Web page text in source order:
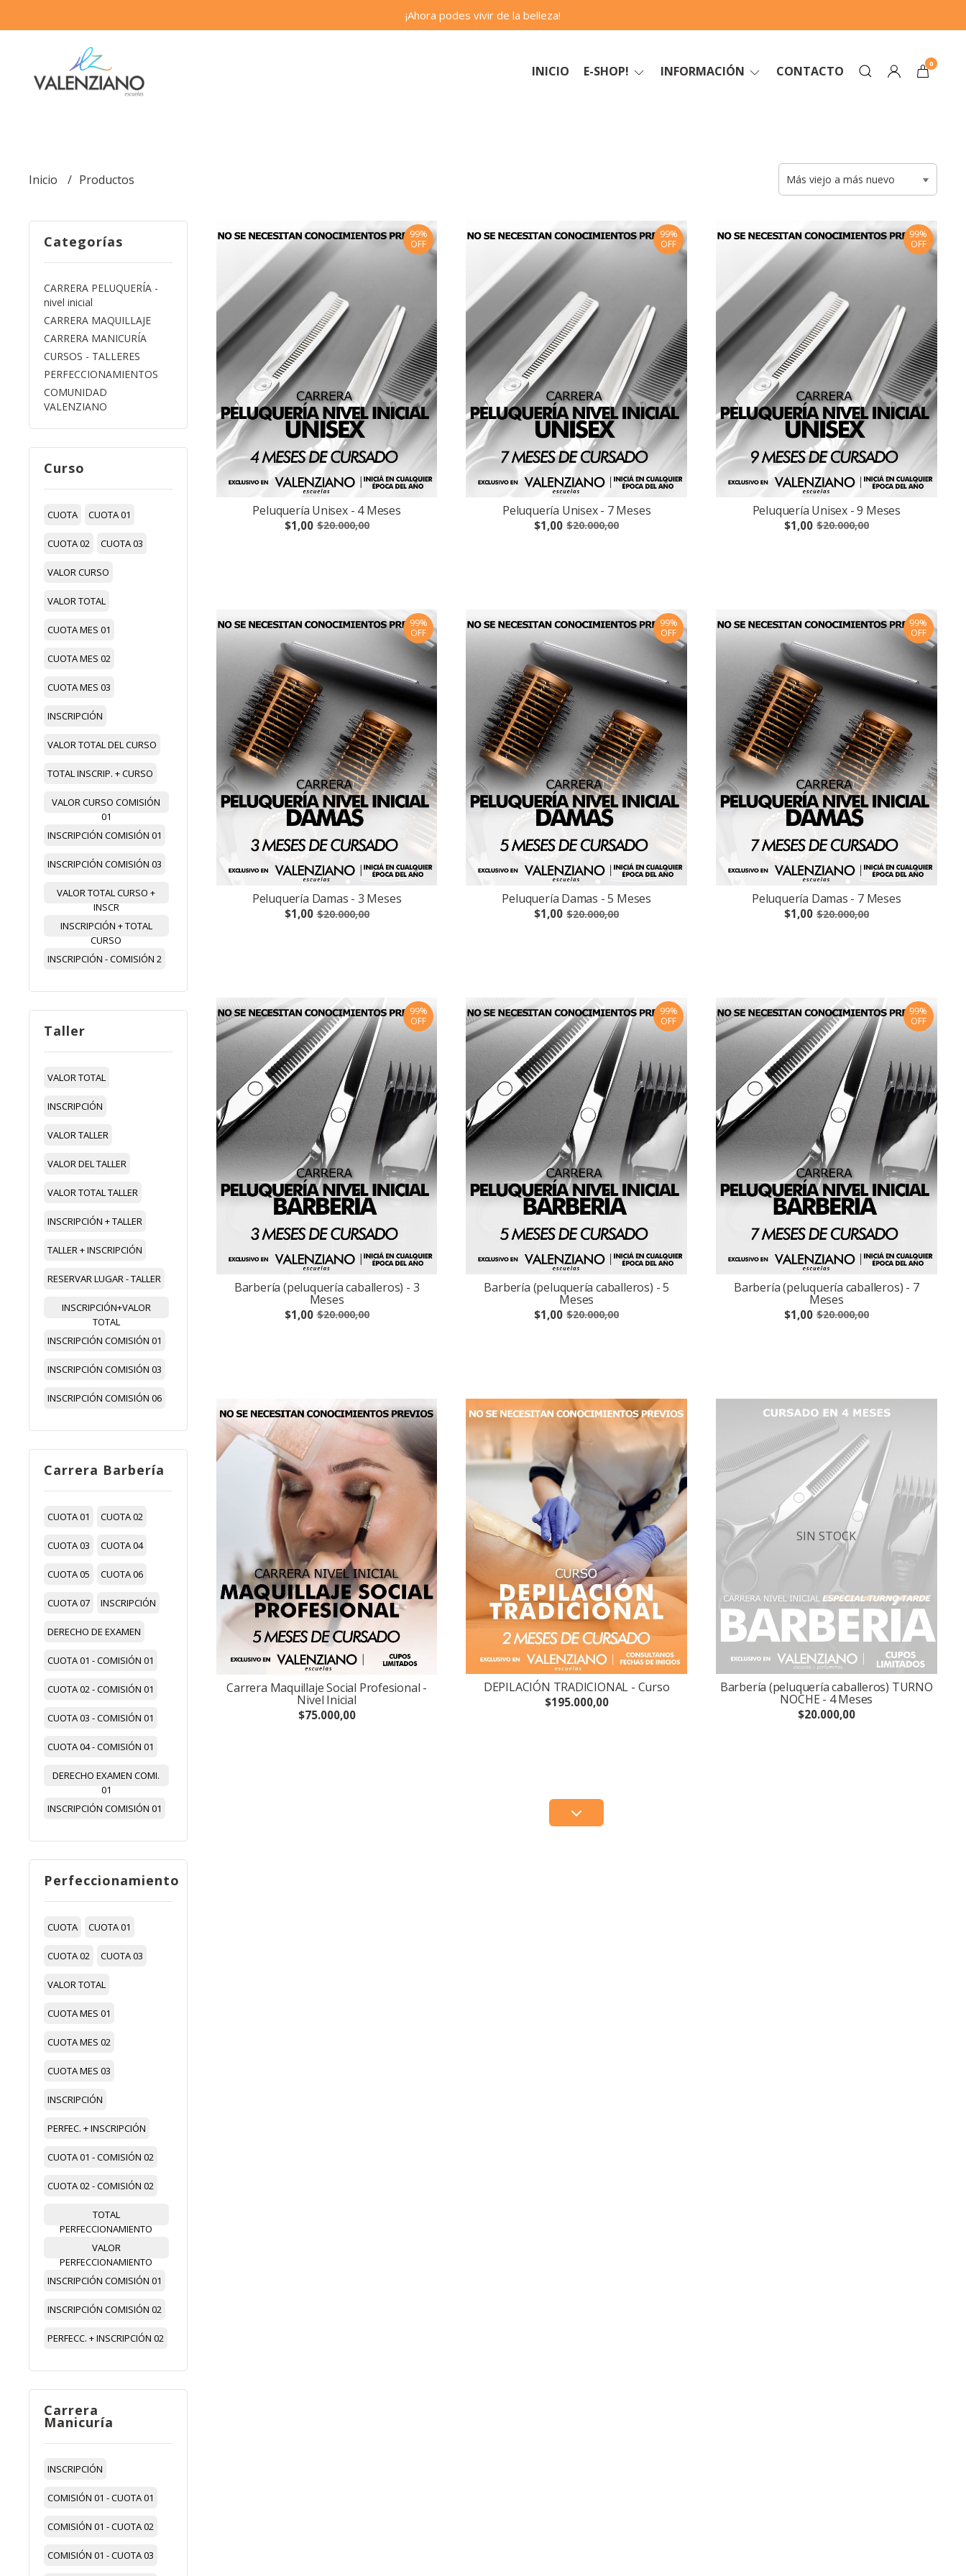
¡Ahora podes vivir de la belleza!
INICIO E-SHOP! INFORMACIÓN CONTACTO 0
Inicio Productos
Categorías
CARRERA PELUQUERÍA -
nivel inicial
CARRERA MAQUILLAJE
CARRERA MANICURÍA
CURSOS - TALLERES
PERFECCIONAMIENTOS
COMUNIDAD
VALENZIANO
Curso
CUOTA CUOTA 01
CUOTA 02 CUOTA 03
VALOR CURSO
VALOR TOTAL
CUOTA MES 01
CUOTA MES 02
CUOTA MES 03
INSCRIPCIÓN
VALOR TOTAL DEL CURSO
TOTAL INSCRIP. + CURSO
VALOR CURSO COMISIÓN
01
INSCRIPCIÓN COMISIÓN 01
INSCRIPCIÓN COMISIÓN 03
VALOR TOTAL CURSO +
INSCR
INSCRIPCIÓN + TOTAL
CURSO
INSCRIPCIÓN - COMISIÓN 2
Taller
VALOR TOTAL
INSCRIPCIÓN
VALOR TALLER
VALOR DEL TALLER
VALOR TOTAL TALLER
INSCRIPCIÓN + TALLER
TALLER + INSCRIPCIÓN
RESERVAR LUGAR - TALLER
INSCRIPCIÓN+VALOR
TOTAL
INSCRIPCIÓN COMISIÓN 01
INSCRIPCIÓN COMISIÓN 03
INSCRIPCIÓN COMISIÓN 06
Carrera Barbería
CUOTA 01 CUOTA 02
CUOTA 03 CUOTA 04
CUOTA 05 CUOTA 06
CUOTA 07 INSCRIPCIÓN
DERECHO DE EXAMEN
CUOTA 01 - COMISIÓN 01
CUOTA 02 - COMISIÓN 01
CUOTA 03 - COMISIÓN 01
CUOTA 04 - COMISIÓN 01
DERECHO EXAMEN COMI.
01
INSCRIPCIÓN COMISIÓN 01
Perfeccionamiento
CUOTA CUOTA 01
CUOTA 02 CUOTA 03
VALOR TOTAL
CUOTA MES 01
CUOTA MES 02
CUOTA MES 03
INSCRIPCIÓN
PERFEC. + INSCRIPCIÓN
CUOTA 01 - COMISIÓN 02
CUOTA 02 - COMISIÓN 02
TOTAL
PERFECCIONAMIENTO
VALOR
PERFECCIONAMIENTO
INSCRIPCIÓN COMISIÓN 01
INSCRIPCIÓN COMISIÓN 02
PERFECC. + INSCRIPCIÓN 02
Carrera
Manicuría
INSCRIPCIÓN
COMISIÓN 01 - CUOTA 01
COMISIÓN 01 - CUOTA 02
COMISIÓN 01 - CUOTA 03
99%
OFF
Peluquería Unisex - 4 Meses
$1,00 $20.000,00
99%
OFF
Peluquería Unisex - 7 Meses
$1,00 $20.000,00
99%
OFF
Peluquería Unisex - 9 Meses
$1,00 $20.000,00
99%
OFF
Peluquería Damas - 3 Meses
$1,00 $20.000,00
99%
OFF
Peluquería Damas - 5 Meses
$1,00 $20.000,00
99%
OFF
Peluquería Damas - 7 Meses
$1,00 $20.000,00
99%
OFF
Barbería (peluquería caballeros) - 3
Meses
$1,00 $20.000,00
99%
OFF
Barbería (peluquería caballeros) - 5
Meses
$1,00 $20.000,00
99%
OFF
Barbería (peluquería caballeros) - 7
Meses
$1,00 $20.000,00
Carrera Maquillaje Social Profesional -
Nivel Inicial
$75.000,00
DEPILACIÓN TRADICIONAL - Curso
$195.000,00
SIN STOCK
Barbería (peluquería caballeros) TURNO
NOCHE - 4 Meses
$20.000,00